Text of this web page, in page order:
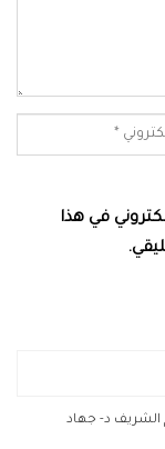
في هذا
الشريف د- جهاد